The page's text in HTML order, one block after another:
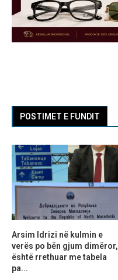
POSTIMET E FUNDIT
Arsim Idrizi në kulmin e
verës po bën gjum dimëror,
është rrethuar me tabela
pa...